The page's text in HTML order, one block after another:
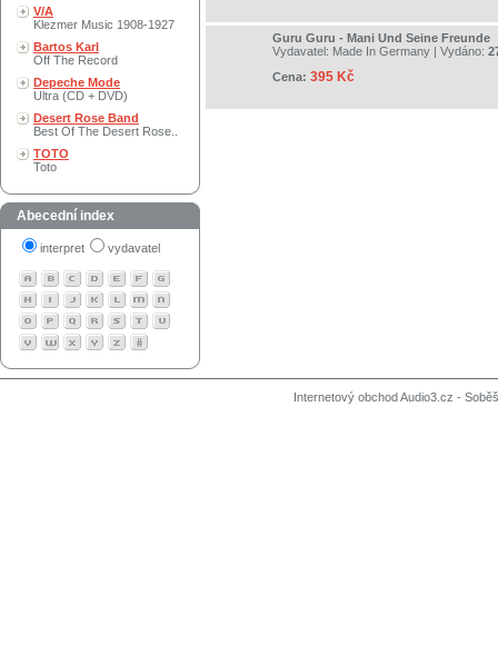
V/A
Klezmer Music 1908-1927
Bartos Karl
Off The Record
Depeche Mode
Ultra (CD + DVD)
Desert Rose Band
Best Of The Desert Rose..
TOTO
Toto
Abecední index
interpret vydavatel
Guru Guru - Mani Und Seine Freunde
Vydavatel: Made In Germany | Vydáno:
Cena: 395 Kč
Internetový obchod Audio3.cz -